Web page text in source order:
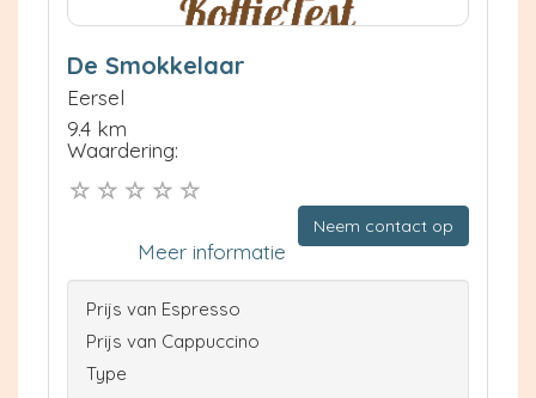
De Smokkelaar
Eersel
9.4 km
Waardering:
Neem contact op
Meer informatie
Prijs van Espresso
Prijs van Cappuccino
Type